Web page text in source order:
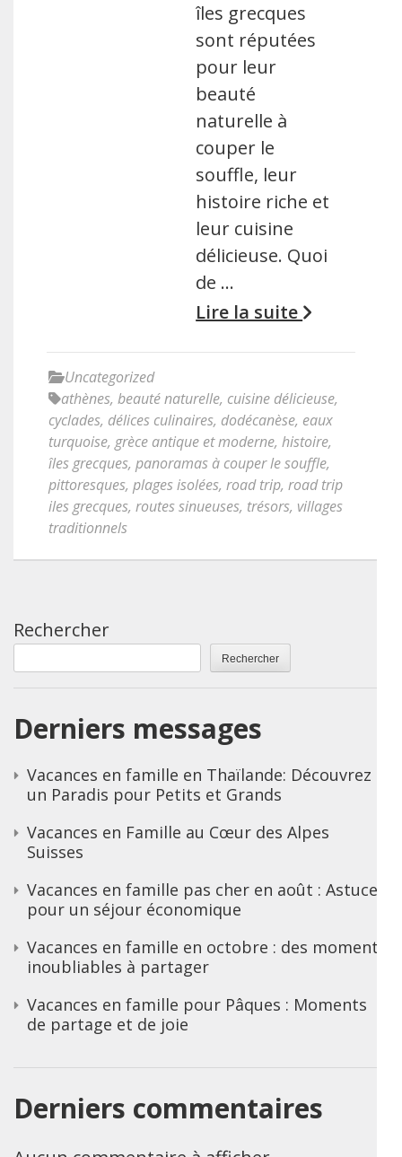
îles grecques
sont réputées
pour leur
beauté
naturelle à
couper le
souffle, leur
histoire riche et
leur cuisine
délicieuse. Quoi
de …
Lire la suite
Uncategorized
athènes, beauté naturelle, cuisine délicieuse,
cyclades, délices culinaires, dodécanèse, eaux
turquoise, grèce antique et moderne, histoire,
îles grecques, panoramas à couper le souffle,
pittoresques, plages isolées, road trip, road trip
iles grecques, routes sinueuses, trésors, villages
traditionnels
Rechercher
Rechercher
Derniers messages
Vacances en famille en Thaïlande: Découvrez
un Paradis pour Petits et Grands
Vacances en Famille au Cœur des Alpes
Suisses
Vacances en famille pas cher en août : Astuces
pour un séjour économique
Vacances en famille en octobre : des moments
inoubliables à partager
Vacances en famille pour Pâques : Moments
de partage et de joie
Derniers commentaires